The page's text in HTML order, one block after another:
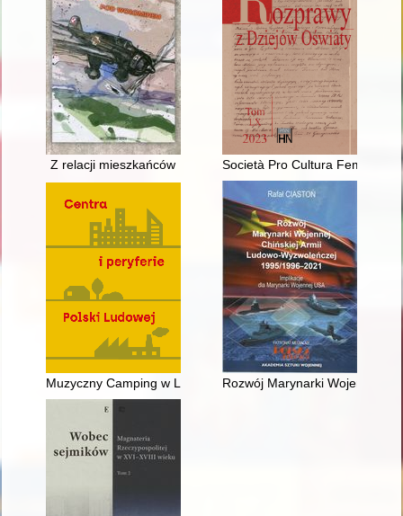
Z relacji mieszkańców Società Pro Cultura
Muzyczny Camping w Lubaniu - wydarzenie w
Rozwój Marynarki Wojennej